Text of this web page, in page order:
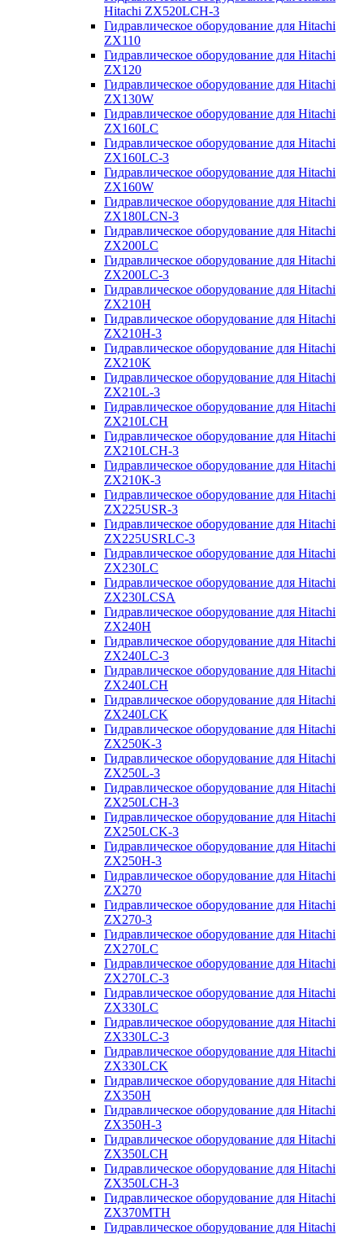
Hitachi ZX520LCH-3
Гидравлическое оборудование для Hitachi
ZX110
Гидравлическое оборудование для Hitachi
ZX120
Гидравлическое оборудование для Hitachi
ZX130W
Гидравлическое оборудование для Hitachi
ZX160LC
Гидравлическое оборудование для Hitachi
ZX160LC-3
Гидравлическое оборудование для Hitachi
ZX160W
Гидравлическое оборудование для Hitachi
ZX180LCN-3
Гидравлическое оборудование для Hitachi
ZX200LC
Гидравлическое оборудование для Hitachi
ZX200LC-3
Гидравлическое оборудование для Hitachi
ZX210H
Гидравлическое оборудование для Hitachi
ZX210H-3
Гидравлическое оборудование для Hitachi
ZX210K
Гидравлическое оборудование для Hitachi
ZX210L-3
Гидравлическое оборудование для Hitachi
ZX210LCH
Гидравлическое оборудование для Hitachi
ZX210LCH-3
Гидравлическое оборудование для Hitachi
ZX210К-3
Гидравлическое оборудование для Hitachi
ZX225USR-3
Гидравлическое оборудование для Hitachi
ZX225USRLC-3
Гидравлическое оборудование для Hitachi
ZX230LC
Гидравлическое оборудование для Hitachi
ZX230LCSA
Гидравлическое оборудование для Hitachi
ZX240H
Гидравлическое оборудование для Hitachi
ZX240LC-3
Гидравлическое оборудование для Hitachi
ZX240LCH
Гидравлическое оборудование для Hitachi
ZX240LCK
Гидравлическое оборудование для Hitachi
ZX250K-3
Гидравлическое оборудование для Hitachi
ZX250L-3
Гидравлическое оборудование для Hitachi
ZX250LCH-3
Гидравлическое оборудование для Hitachi
ZX250LCK-3
Гидравлическое оборудование для Hitachi
ZX250Н-3
Гидравлическое оборудование для Hitachi
ZX270
Гидравлическое оборудование для Hitachi
ZX270-3
Гидравлическое оборудование для Hitachi
ZX270LC
Гидравлическое оборудование для Hitachi
ZX270LC-3
Гидравлическое оборудование для Hitachi
ZX330LC
Гидравлическое оборудование для Hitachi
ZX330LC-3
Гидравлическое оборудование для Hitachi
ZX330LCK
Гидравлическое оборудование для Hitachi
ZX350H
Гидравлическое оборудование для Hitachi
ZX350H-3
Гидравлическое оборудование для Hitachi
ZX350LCH
Гидравлическое оборудование для Hitachi
ZX350LCH-3
Гидравлическое оборудование для Hitachi
ZX370MTH
Гидравлическое оборудование для Hitachi